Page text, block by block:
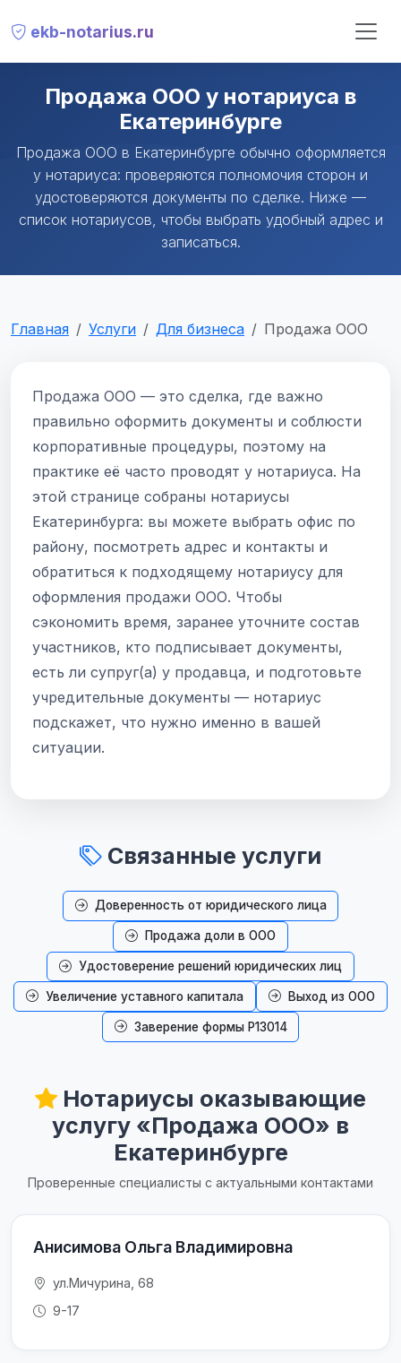
ekb-notarius.ru
Продажа ООО у нотариуса в
Екатеринбурге
Продажа ООО в Екатеринбурге обычно оформляется
у нотариуса: проверяются полномочия сторон и
удостоверяются документы по сделке. Ниже —
список нотариусов, чтобы выбрать удобный адрес и
записаться.
Главная Услуги Для бизнеса Продажа ООО
Продажа ООО — это сделка, где важно
правильно оформить документы и соблюсти
корпоративные процедуры, поэтому на
практике её часто проводят у нотариуса. На
этой странице собраны нотариусы
Екатеринбурга: вы можете выбрать офис по
району, посмотреть адрес и контакты и
обратиться к подходящему нотариусу для
оформления продажи ООО. Чтобы
сэкономить время, заранее уточните состав
участников, кто подписывает документы,
есть ли супруг(а) у продавца, и подготовьте
учредительные документы — нотариус
подскажет, что нужно именно в вашей
ситуации.
Связанные услуги
Доверенность от юридического лица
Продажа доли в ООО
Удостоверение решений юридических лиц
Увеличение уставного капитала Выход из ООО
Заверение формы Р13014
Нотариусы оказывающие
услугу «Продажа ООО» в
Екатеринбурге
Проверенные специалисты с актуальными контактами
Анисимова Ольга Владимировна
ул.Мичурина, 68
9-17